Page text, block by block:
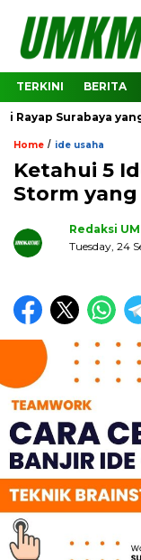
TERKINI BERITA
Surabaya yang
Home / ide usaha
Ketahui 5
Storm
Redaksi
Tuesday, 24